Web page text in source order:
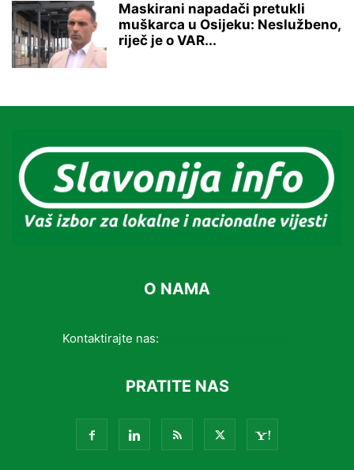
Maskirani napadači pretukli
muškarca u Osijeku: Neslužbeno,
riječ je o VAR...
O NAMA
Kontaktirajte nas:
PRATITE NAS